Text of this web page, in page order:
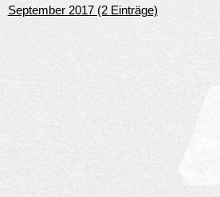
September 2017 (2 Einträge)